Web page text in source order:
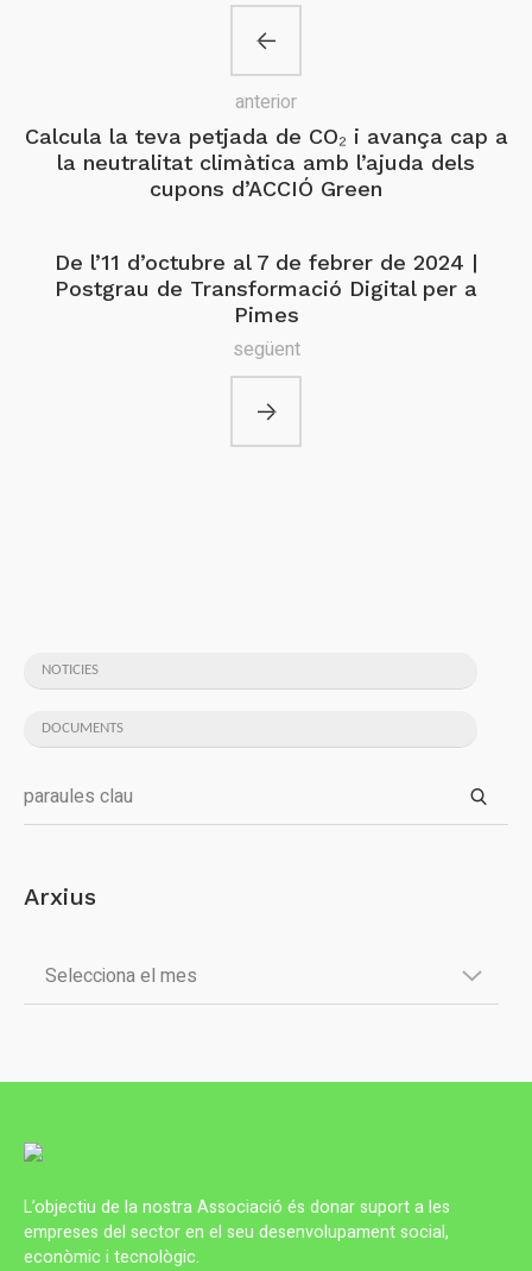
Calcula la teva petjada de CO₂ i avança cap a
la neutralitat climàtica amb l’ajuda dels
cupons d’ACCIÓ Green
anterior
De l’11 d’octubre al 7 de febrer de 2024 |
Postgrau de Transformació Digital per a
Pimes
següent
NOTICIES
DOCUMENTS
Arxius
L’objectiu de la nostra Associació és donar suport a les
empreses del sector en el seu desenvolupament social,
econòmic i tecnològic.